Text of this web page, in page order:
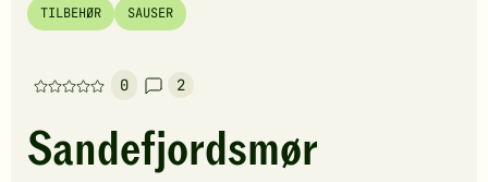
TILBEHØR SAUSER
0
Denne
har
foreløpig
2
Sandefjordsmør